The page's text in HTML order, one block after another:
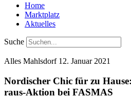
Home
Marktplatz
Aktuelles
Suche
Alles Mahlsdorf 12. Januar 2021
Nordischer Chic für zu
raus-Aktion bei FASMAS